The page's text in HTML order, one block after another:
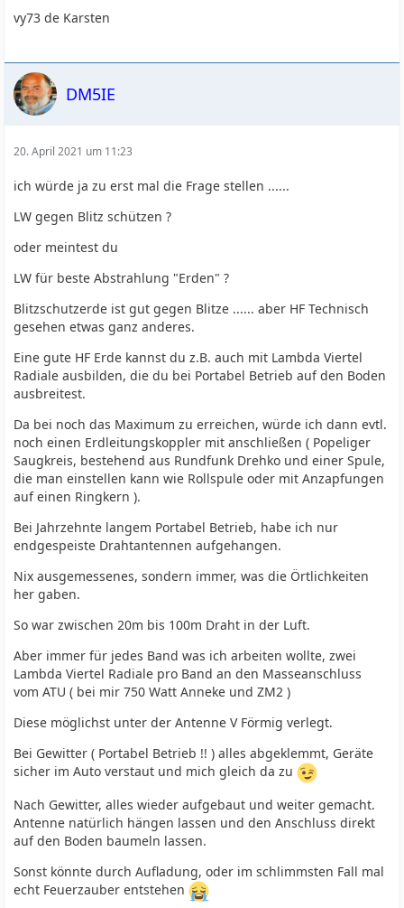
vy73 de Karsten
DM5IE
20. April 2021 um 11:23
ich würde ja zu erst mal die Frage stellen ......
LW gegen Blitz schützen ?
oder meintest du
LW für beste Abstrahlung "Erden" ?
Blitzschutzerde ist gut gegen Blitze ...... aber HF Technisch
gesehen etwas ganz anderes.
Eine gute HF Erde kannst du z.B. auch mit Lambda Viertel
Radiale ausbilden, die du bei Portabel Betrieb auf den Boden
ausbreitest.
Da bei noch das Maximum zu erreichen, würde ich dann evtl.
noch einen Erdleitungskoppler mit anschließen ( Popeliger
Saugkreis, bestehend aus Rundfunk Drehko und einer Spule,
die man einstellen kann wie Rollspule oder mit Anzapfungen
auf einen Ringkern ).
Bei Jahrzehnte langem Portabel Betrieb, habe ich nur
endgespeiste Drahtantennen aufgehangen.
Nix ausgemessenes, sondern immer, was die Örtlichkeiten
her gaben.
So war zwischen 20m bis 100m Draht in der Luft.
Aber immer für jedes Band was ich arbeiten wollte, zwei
Lambda Viertel Radiale pro Band an den Masseanschluss
vom ATU ( bei mir 750 Watt Anneke und ZM2 )
Diese möglichst unter der Antenne V Förmig verlegt.
Bei Gewitter ( Portabel Betrieb !! ) alles abgeklemmt, Geräte
sicher im Auto verstaut und mich gleich da zu
Nach Gewitter, alles wieder aufgebaut und weiter gemacht.
Antenne natürlich hängen lassen und den Anschluss direkt
auf den Boden baumeln lassen.
Sonst könnte durch Aufladung, oder im schlimmsten Fall mal
echt Feuerzauber entstehen